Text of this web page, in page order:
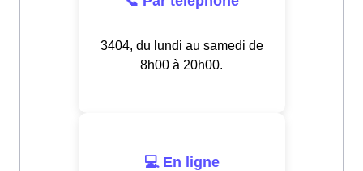
3404, du lundi au samedi de
8h00 à 20h00.
💻 En ligne